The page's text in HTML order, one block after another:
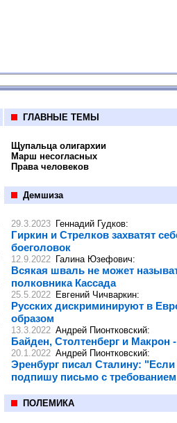
ГЛАВНЫЕ ТЕМЫ
Щупальца олигархии
Марш несогласных
Права человеков
Демшиза
29.3.2023 Геннадий Гудков:
Гиркин и Стрелков захватят
боеголовок
12.9.2022 Галина Юзефович:
Всякая шваль не может
полковника Кассада
25.5.2022 Евгений Чичваркин:
Русских дискриминируют в
образом
13.3.2022 Андрей Пионтковский:
Байден, Столтенберг и
20.1.2022 Андрей Пионтковский:
Эренбург писал Сталину:
подпишу письмо с
ПОЛЕМИКА